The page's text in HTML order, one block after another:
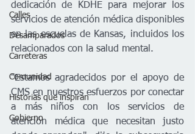
Calles
Desamparados
Carreteras
Comunidad
Historias que inspiran
Gobierno
dedicación de KDHE para mejorar los
servicios de atención médica disponibles
en las escuelas de Kansas, incluidos los
relacionados con la salud mental.
"Estamos agradecidos por el apoyo de
CMS en nuestros esfuerzos por conectar
a más niños con los servicios de
atención médica que necesitan justo